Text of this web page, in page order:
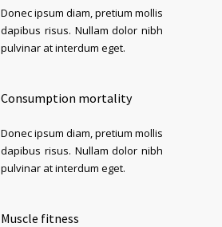
Donec ipsum diam, pretium mollis
dapibus risus. Nullam dolor nibh
pulvinar at interdum eget.
Consumption mortality
Donec ipsum diam, pretium mollis
dapibus risus. Nullam dolor nibh
pulvinar at interdum eget.
Muscle fitness